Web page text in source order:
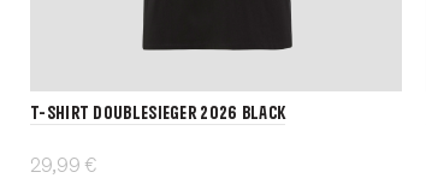
T-Shirt DOUBLESIEGER 2026 black
29,99 €